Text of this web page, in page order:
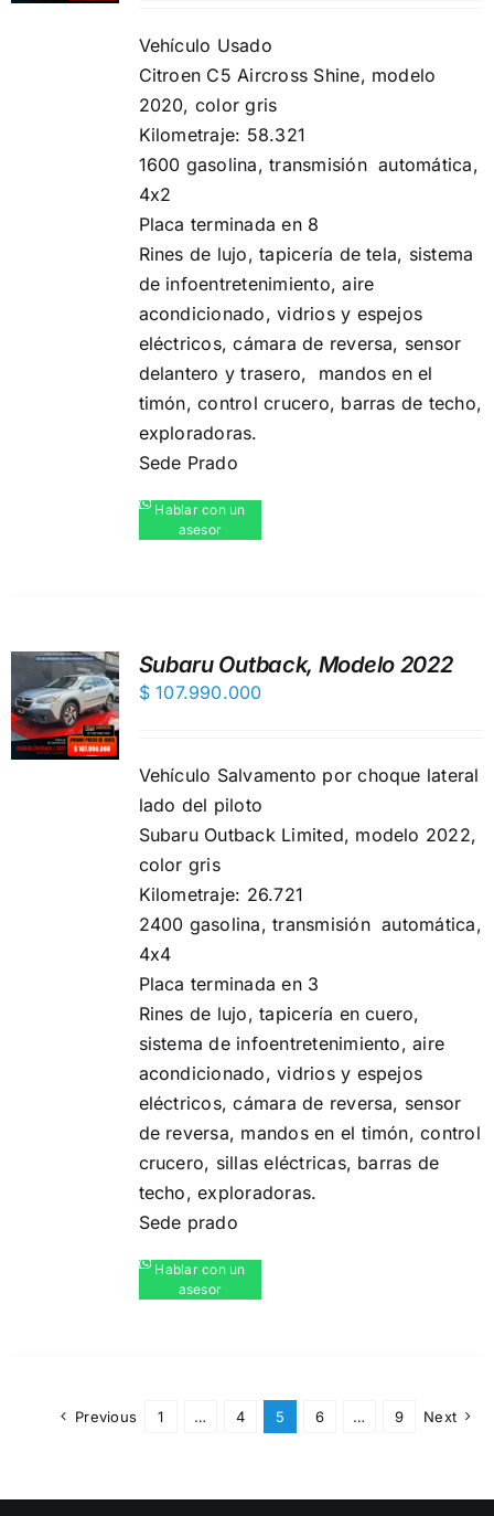
era:
$ 78.990.000.$ 75.990.000.
Vehículo Usado
Citroen C5 Aircross Shine, modelo
2020, color gris
Kilometraje: 58.321
1600 gasolina, transmisión automática,
4x2
Placa terminada en 8
Rines de lujo, ️tapicería de tela, sistema
de infoentretenimiento,️ aire
acondicionado, vidrios y espejos
eléctricos,️ cámara de reversa,️ sensor
delantero y trasero,️ mandos en el
timón, control crucero, barras de techo,
exploradoras.
Sede Prado
Hablar con un
asesor
Subaru Outback, Modelo 2022
$107.990.000
Vehículo Salvamento por choque lateral
lado del piloto
Subaru Outback Limited, modelo 2022,
color gris
Kilometraje: 26.721
2400 gasolina, transmisión automática,
4x4
Placa terminada en 3
Rines de lujo, ️tapicería en cuero,
sistema de infoentretenimiento,️ aire
acondicionado, vidrios y espejos
eléctricos,️ cámara de reversa,️ sensor
de reversa, mandos en el timón, control
crucero, sillas eléctricas, barras de
techo, exploradoras.
Sede prado
Hablar con un
asesor
Previous 1 … 4 5 6 … 9 Next